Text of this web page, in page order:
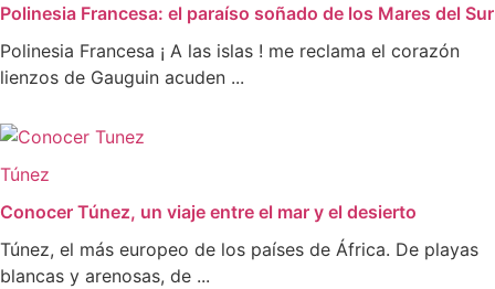
Polinesia Francesa: el paraíso soñado de los Mares del Sur
Polinesia Francesa ¡ A las islas ! me reclama el corazón
lienzos de Gauguin acuden ...
Túnez
Conocer Túnez, un viaje entre el mar y el desierto
Túnez, el más europeo de los países de África. De playas
blancas y arenosas, de ...